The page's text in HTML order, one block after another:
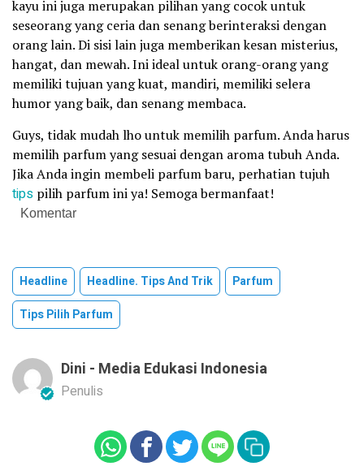
kayu ini juga merupakan pilihan yang cocok untuk
seseorang yang ceria dan senang berinteraksi dengan
orang lain. Di sisi lain juga memberikan kesan misterius,
hangat, dan mewah. Ini ideal untuk orang-orang yang
memiliki tujuan yang kuat, mandiri, memiliki selera
humor yang baik, dan senang membaca.
Guys, tidak mudah lho untuk memilih parfum. Anda harus
memilih parfum yang sesuai dengan aroma tubuh Anda.
Jika Anda ingin membeli parfum baru, perhatian tujuh
tips pilih parfum ini ya! Semoga bermanfaat!
Komentar
Headline Headline. Tips And Trik
Parfum
Tips Pilih Parfum
Dini - Media Edukasi Indonesia
Penulis